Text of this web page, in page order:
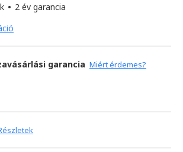
• 2 év garancia
garancia Miért érdemes?